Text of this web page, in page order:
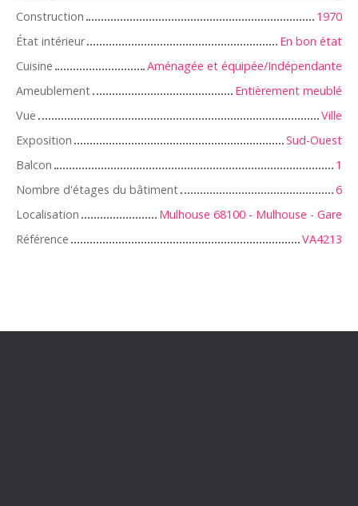
Construction
1970
État intérieur
En bon état
Cuisine
Aménagée et équipée/Indépendante
Ameublement
Entièrement meublé
Vue
Ville
Exposition
Sud-Ouest
Balcon
1
Nombre d'étages du bâtiment
6
Localisation
Mulhouse 68100 - Mulhouse - Gare
Référence
VA4213